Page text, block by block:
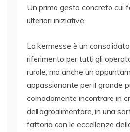
Un primo gesto concreto cui
ulteriori iniziative.
La kermesse è un
riferimento per tutti gli
rurale, ma anche un
appassionante per il grande
comodamente incontrare in
dell’agroalimentare, in una
fattoria con le eccellenze